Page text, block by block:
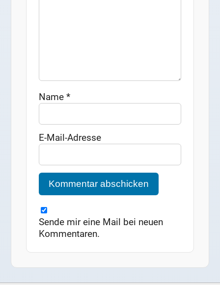
Name*
E-Mail-Adresse
Sende mir eine Mail bei neuen
Kommentaren.